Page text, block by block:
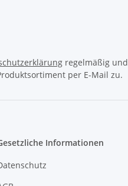
regelmäßig und
per E-Mail zu.
Informationen